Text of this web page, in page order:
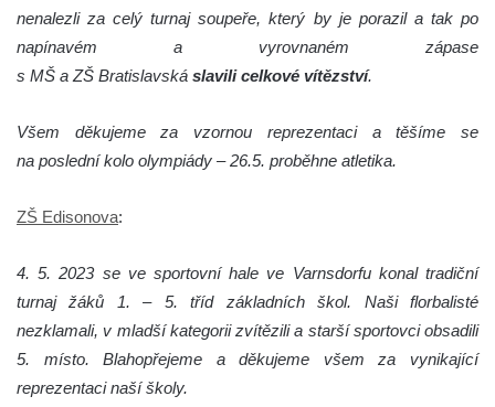
nenalezli za celý turnaj soupeře, který by je porazil a tak po
napínavém a vyrovnaném zápase
s MŠ a ZŠ Bratislavská slavili celkové vítězství.
Všem děkujeme za vzornou reprezentaci a těšíme se
na poslední kolo olympiády – 26.5. proběhne atletika.
ZŠ Edisonova:
4. 5. 2023 se ve sportovní hale ve Varnsdorfu konal tradiční
turnaj žáků 1. – 5. tříd základních škol. Naši florbalisté
nezklamali, v mladší kategorii zvítězili a starší sportovci obsadili
5. místo. Blahopřejeme a děkujeme všem za vynikající
reprezentaci naší školy.